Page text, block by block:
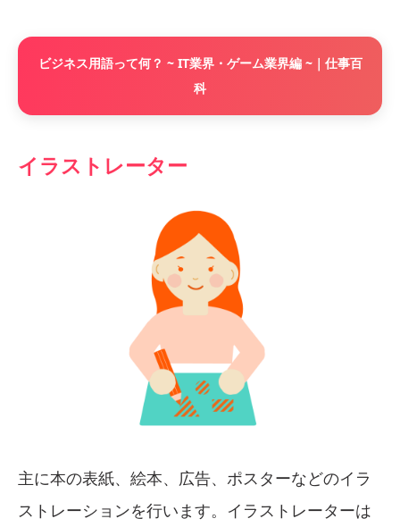
ビジネス用語って何？ ~ IT業界・ゲーム業界編 ~｜仕事百
科
イラストレーター
主に本の表紙、絵本、広告、ポスターなどのイラ
ストレーションを行います。イラストレーターは